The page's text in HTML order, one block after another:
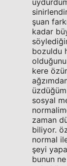
şuan
kadar
bozuldu
kere
sosyal
zaman
biliyor.
normal
şeyi
bunun